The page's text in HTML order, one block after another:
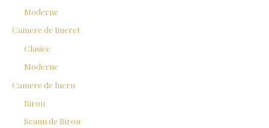
Moderne
Camere de tineret
Clasice
Moderne
Camere de lucru
Birou
Scaun de Birou